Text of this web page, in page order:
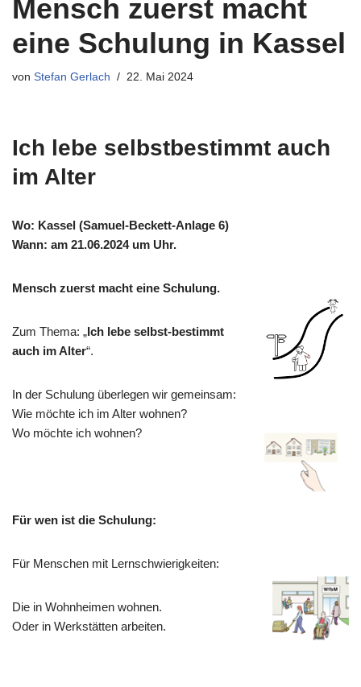
Mensch zuerst macht
eine Schulung in Kassel
von Stefan Gerlach 22. Mai 2024
Ich lebe selbstbestimmt auch
im Alter
Wo: Kassel (Samuel-Beckett-Anlage 6)
Wann: am 21.06.2024 um Uhr.
Mensch zuerst macht eine Schulung.
Zum Thema: „Ich lebe selbst-bestimmt
auch im Alter“.
In der Schulung überlegen wir gemeinsam:
Wie möchte ich im Alter wohnen?
Wo möchte ich wohnen?
Für wen ist die Schulung:
Für Menschen mit Lernschwierigkeiten:
Die in Wohnheimen wohnen.
Oder in Werkstätten arbeiten.